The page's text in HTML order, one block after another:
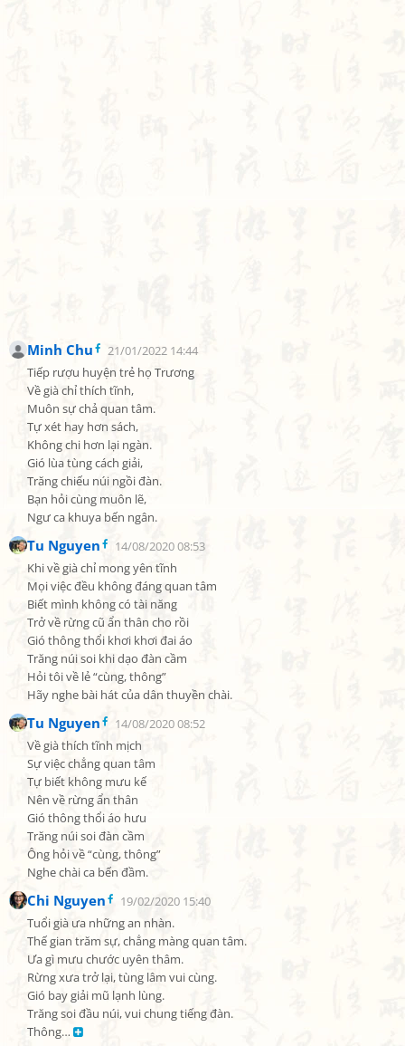
Minh Chu
21/01/2022 14:44
Tiếp rượu huyện trẻ họ Trương
Về già chỉ thích tĩnh,
Muôn sự chả quan tâm.
Tự xét hay hơn sách,
Không chi hơn lại ngàn.
Gió lùa tùng cách giải,
Trăng chiếu núi ngồi đàn.
Bạn hỏi cùng muôn lẽ,
Ngư ca khuya bến ngân.
Tu Nguyen
14/08/2020 08:53
Khi về già chỉ mong yên tĩnh
Mọi việc đều không đáng quan tâm
Biết mình không có tài năng
Trở về rừng cũ ẩn thân cho rồi
Gió thông thổi khơi khơi đai áo
Trăng núi soi khi dạo đàn cầm
Hỏi tôi về lẻ “cùng, thông”
Hãy nghe bài hát của dân thuyền chài.
Tu Nguyen
14/08/2020 08:52
Về già thích tĩnh mịch
Sự việc chẳng quan tâm
Tự biết không mưu kế
Nên về rừng ẩn thân
Gió thông thổi áo hưu
Trăng núi soi đàn cầm
Ông hỏi về “cùng, thông”
Nghe chài ca bến đầm.
Chi Nguyen
19/02/2020 15:40
Tuổi già ưa những an nhàn.
Thế gian trăm sự, chẳng màng quan tâm.
Ưa gì mưu chước uyên thâm.
Rừng xưa trở lại, tùng lâm vui cùng.
Gió bay giải mũ lạnh lùng.
Trăng soi đầu núi, vui chung tiếng đàn.
Thông…